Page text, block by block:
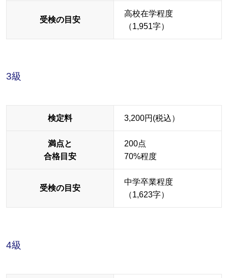
受検の目安
高校在学程度
（1,951字）
3級
検定料 3,200円(税込）
満点と
合格目安
200点
70%程度
受検の目安
中学卒業程度
（1,623字）
4級